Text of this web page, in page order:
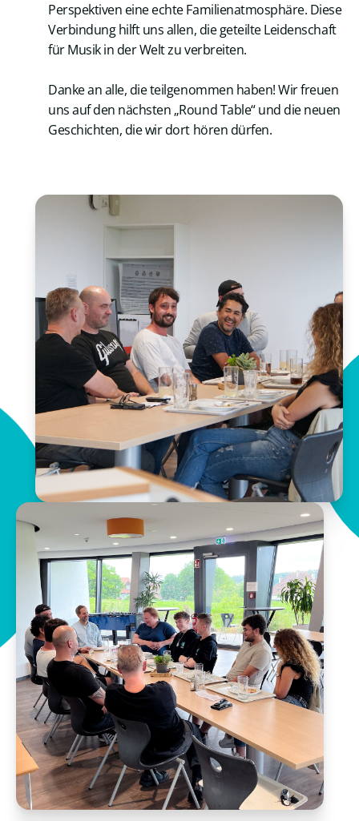
Perspektiven eine echte Familienatmosphäre. Diese
Verbindung hilft uns allen, die geteilte Leidenschaft
für Musik in der Welt zu verbreiten.
Danke an alle, die teilgenommen haben! Wir freuen
uns auf den nächsten „Round Table“ und die neuen
Geschichten, die wir dort hören dürfen.